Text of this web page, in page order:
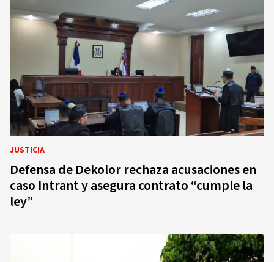
JUSTICIA
Defensa de Dekolor rechaza acusaciones en
caso Intrant y asegura contrato “cumple la
ley”